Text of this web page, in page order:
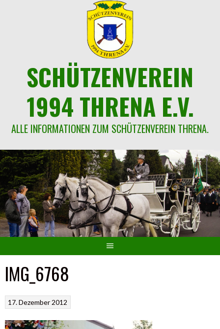
SCHÜTZENVEREIN
1994 THRENA E.V.
ALLE INFORMATIONEN ZUM SCHÜTZENVEREIN THRENA.
IMG_6768
17. Dezember 2012